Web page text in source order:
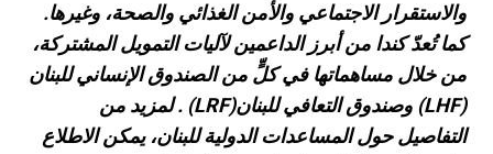
والاستقرار الاجتماعي والأمن الغذائي والصحة، وغيرها.
كما تُعدّ كندا من أبرز الداعمين لآليات التمويل المشتركة،
من خلال مساهماتها في كلٍّ من الصندوق الإنساني للبنان
(LHF)
وصندوق التعافي للبنان(LRF)
. لمزيد من
التفاصيل حول المساعدات الدولية للبنان، يمكن الاطلاع